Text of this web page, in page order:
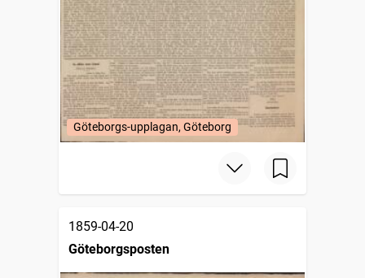
Göteborgs-upplagan, Göteborg
1859-04-20
Göteborgsposten